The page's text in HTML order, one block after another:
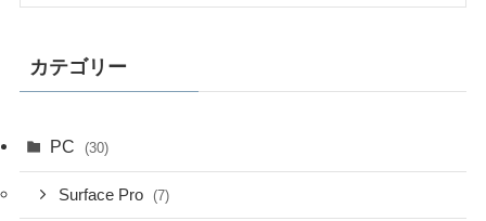
カテゴリー
PC (30)
Surface Pro (7)